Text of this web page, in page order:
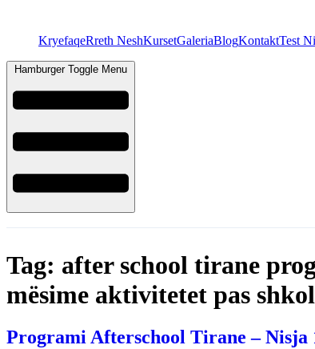
KryefaqeRreth NeshKursetGaleriaBlogKontaktTest
Hamburger Toggle Menu
Tag: after school tirane
mësime aktivitetet pas
Programi Afterschool Tirane – Nisja